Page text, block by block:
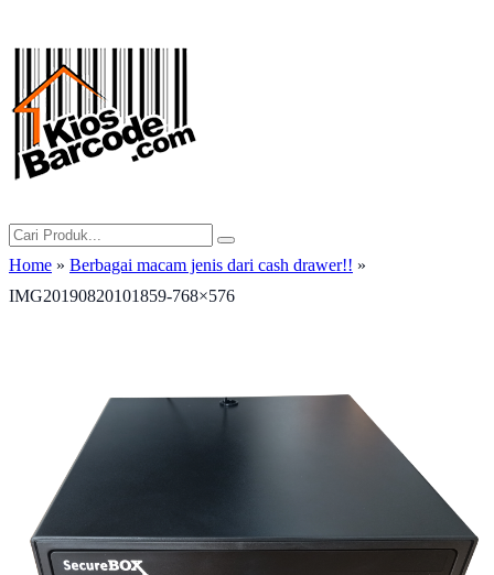
Home » Berbagai macam jenis dari cash drawer!! »
IMG20190820101859-768×576